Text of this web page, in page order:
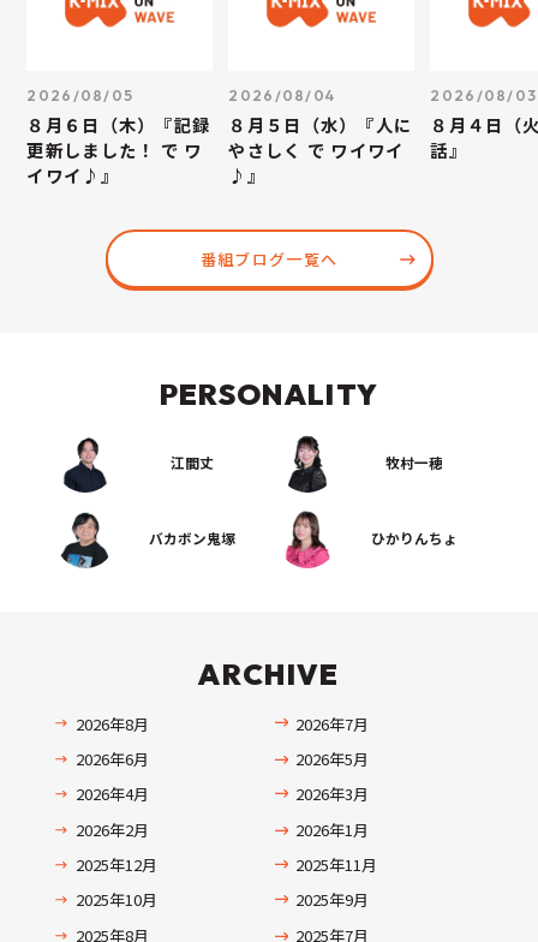
2026/08/05
８月６日（木）『記録
更新しました！ で ワ
イワイ♪』
2026/08/04
８月５日（水）『人に
やさしく で ワイワイ
♪』
2026/08/03
８月４日（
話』
番組ブログ一覧へ
PERSONALITY
江間丈 牧村一穂
バカボン鬼塚 ひかりんちょ
ARCHIVE
2026年8月
2026年7月
2026年6月
2026年5月
2026年4月
2026年3月
2026年2月
2026年1月
2025年12月
2025年11月
2025年10月
2025年9月
2025年8月
2025年7月